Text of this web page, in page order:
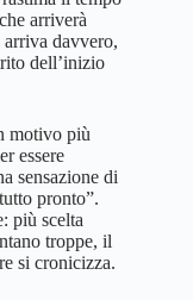
arriverà
arriva davvero,
dell’inizio
motivo più
essere
sensazione di
pronto”.
più scelta
troppe, il
si cronicizza.